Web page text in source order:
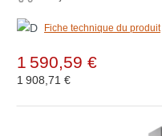
Fiche technique du produit
1 590,59 €
1 908,71 €